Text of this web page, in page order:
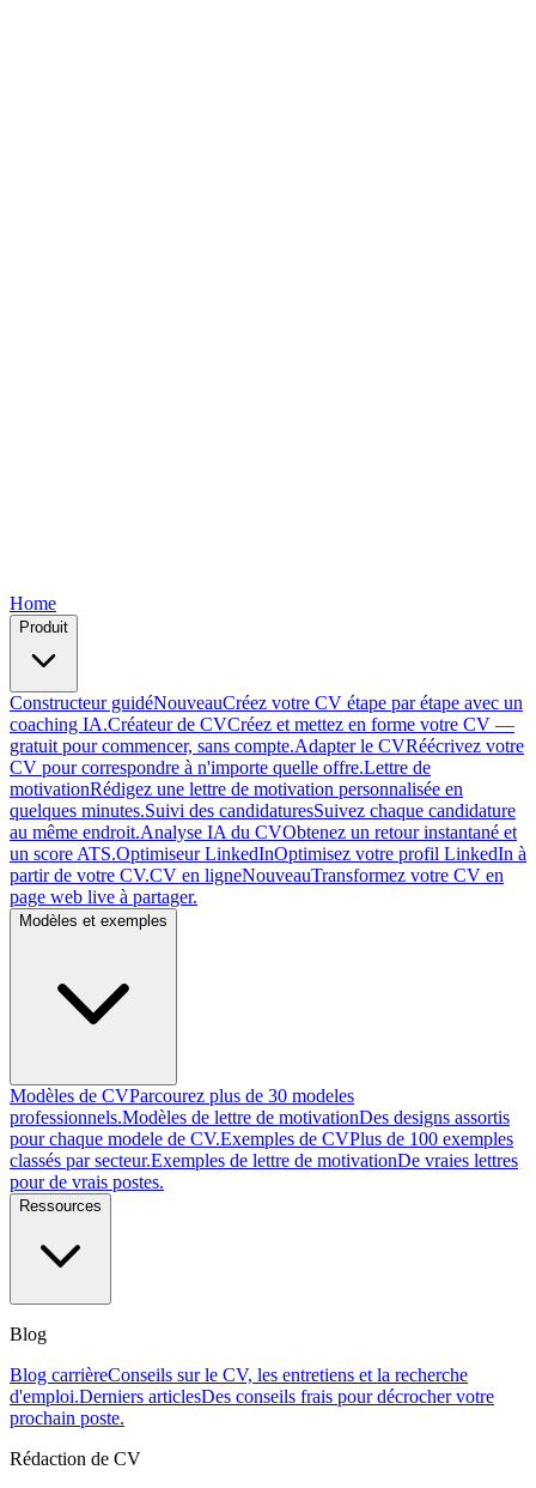
Home
Produit
Constructeur guidéNouveauCréez votre CV étape par étape avec un
coaching IA.Créateur de CVCréez et mettez en forme votre CV —
gratuit pour commencer, sans compte.Adapter le CVRéécrivez votre
CV pour correspondre à n'importe quelle offre.Lettre de
motivationRédigez une lettre de motivation personnalisée en
quelques minutes.Suivi des candidaturesSuivez chaque candidature
au même endroit.Analyse IA du CVObtenez un retour instantané et
un score ATS.Optimiseur LinkedInOptimisez votre profil LinkedIn à
partir de votre CV.CV en ligneNouveauTransformez votre CV en
page web live à partager.
Modèles et exemples
Modèles de CVParcourez plus de 30 modeles
professionnels.Modèles de lettre de motivationDes designs assortis
pour chaque modele de CV.Exemples de CVPlus de 100 exemples
classés par secteur.Exemples de lettre de motivationDe vraies lettres
pour de vrais postes.
Ressources
Blog
Blog carrièreConseils sur le CV, les entretiens et la recherche
d'emploi.Derniers articlesDes conseils frais pour décrocher votre
prochain poste.
Rédaction de CV